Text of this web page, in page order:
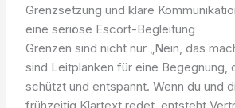
Grenzsetzung und klare
eine seriöse Escort-Begleitung
Grenzen sind nicht nur „Nein, das
sind Leitplanken für eine Begegnung,
schützt und entspannt. Wenn du und